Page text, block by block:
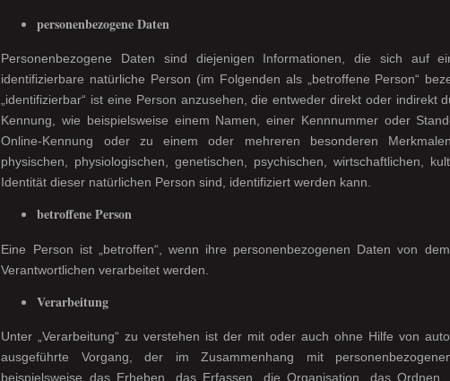
personenbezogene Daten
Personenbezogene Daten sind diejenigen Informationen, die sich auf
identifizierbare natürliche Person (im Folgenden als „betroffene Person“
„identifizierbar“ ist eine Person anzusehen, die entweder direkt oder indirekt
Kennung, wie beispielsweise einem Namen, einer Kennnummer oder
Online-Kennung oder zu einem oder mehreren besonderen
physischen, physiologischen, genetischen, psychischen, wirtschaftlichen,
Identität dieser natürlichen Person sind, identifiziert werden kann.
betroffene Person
Eine Person ist „betroffen“, wenn ihre personenbezogenen Daten von
Verantwortlichen verarbeitet werden.
Verarbeitung
Unter „Verarbeitung“ zu verstehen ist der mit oder auch ohne Hilfe von
ausgeführte Vorgang, der im Zusammenhang mit
beispielsweise das Erheben, das Erfassen, die Organisation, das